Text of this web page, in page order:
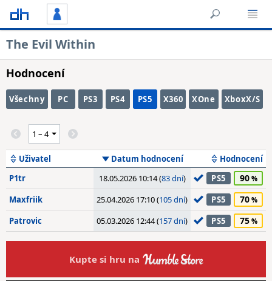
The Evil Within
Hodnocení
Všechny PC PS3 PS4 PS5 X360 XOne XboxX/S
Uživatel Datum hodnocení
Hodnocení
P1tr
18.05.2026 10:14 (83 dní) PS5 90
Maxfriik 25.04.2026 17:10 (105 dní) PS5 70
Patrovic 05.03.2026 12:44 (157 dní) PS5 75
Kupte si hru na